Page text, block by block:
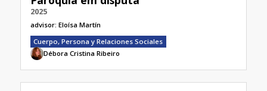
2025
advisor: Eloísa Martín
Cuerpo, Persona y Relaciones Sociales
Débora Cristina Ribeiro